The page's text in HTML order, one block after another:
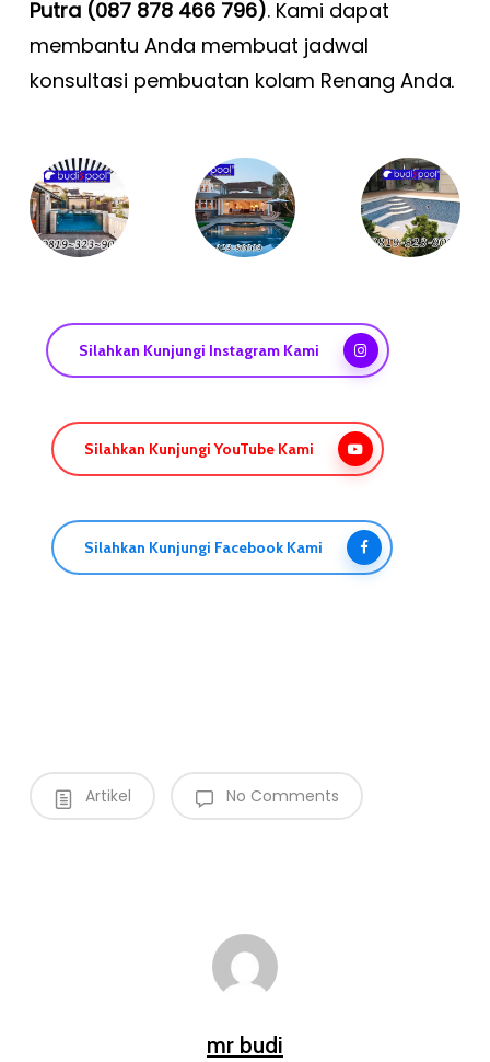
Putra (087 878 466 796). Kami dapat
membantu Anda membuat jadwal
konsultasi pembuatan kolam Renang Anda.
Silahkan Kunjungi Instagram Kami
Silahkan Kunjungi YouTube Kami
Silahkan Kunjungi Facebook Kami
Artikel No Comments
mr budi